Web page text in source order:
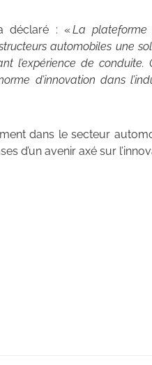
déclaré : «La plateforme
automobiles une
l’expérience de conduite.
d’innovation dans
dans le secteur
d’un avenir axé sur